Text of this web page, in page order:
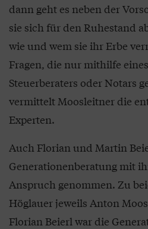
dann geht es neben der
sie sich für den Ruhestand
wie und wem sie ihr Erbe
Fragen, die nur mithilfe
Steuerberaters oder Notars
vermittelt Moosleitner die
Experten.
Auch Florian und Martin
Generationenberatung mit
Anspruch genommen. Zu
Höglauer jeweils Anton
Florian Beierl war die